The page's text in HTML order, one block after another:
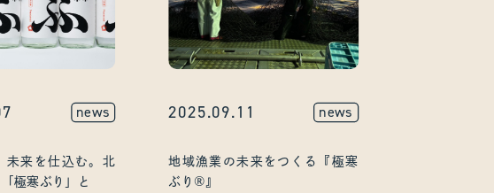
news
未来を仕込む。北
極寒ぶり」と
2025.09.11 news
地域漁業の未来をつくる『極寒
ぶり®』